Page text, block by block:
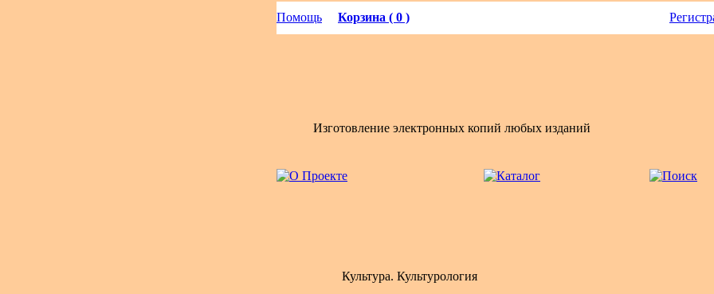
Помощь Корзина ( 0 )
Изготовление электронных копий любых изданий
Культура. Культурология